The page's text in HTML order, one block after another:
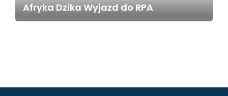
Afryka Dzika Wyjazd do RPA